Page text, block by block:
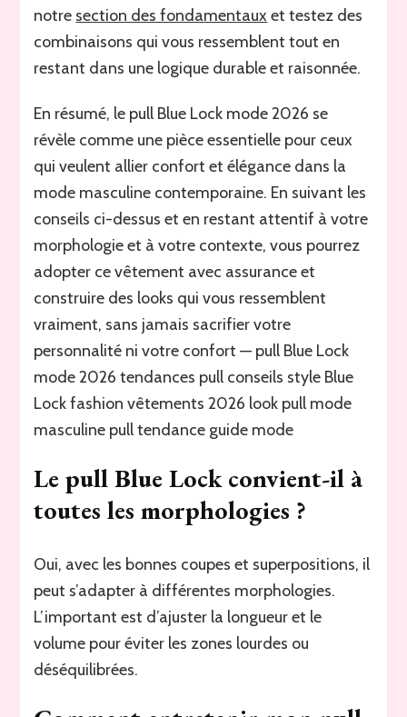
notre section des fondamentaux et testez des
combinaisons qui vous ressemblent tout en
restant dans une logique durable et raisonnée.
En résumé, le pull Blue Lock mode 2026 se
révèle comme une pièce essentielle pour ceux
qui veulent allier confort et élégance dans la
mode masculine contemporaine. En suivant les
conseils ci-dessus et en restant attentif à votre
morphologie et à votre contexte, vous pourrez
adopter ce vêtement avec assurance et
construire des looks qui vous ressemblent
vraiment, sans jamais sacrifier votre
personnalité ni votre confort — pull Blue Lock
mode 2026 tendances pull conseils style Blue
Lock fashion vêtements 2026 look pull mode
masculine pull tendance guide mode
Le pull Blue Lock convient-il à
toutes les morphologies ?
Oui, avec les bonnes coupes et superpositions, il
peut s’adapter à différentes morphologies.
L’important est d’ajuster la longueur et le
volume pour éviter les zones lourdes ou
déséquilibrées.